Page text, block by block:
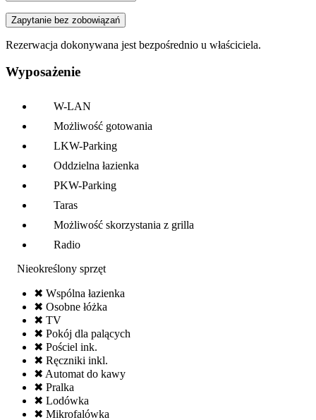
Zapytanie bez zobowiązań
Rezerwacja dokonywana jest bezpośrednio u właściciela.
Wyposażenie
W-LAN
Możliwość gotowania
LKW-Parking
Oddzielna łazienka
PKW-Parking
Taras
Możliwość skorzystania z grilla
Radio
Nieokreślony sprzęt
✖ Wspólna łazienka
✖ Osobne łóżka
✖ TV
✖ Pokój dla palących
✖ Pościel ink.
✖ Ręczniki inkl.
✖ Automat do kawy
✖ Pralka
✖ Lodówka
✖ Mikrofalówka